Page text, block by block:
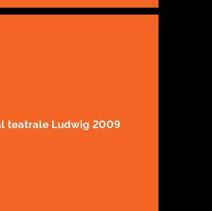
teatrale Ludwig 2009